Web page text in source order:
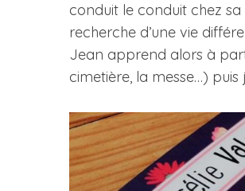
conduit le conduit chez
recherche d’une vie
Jean apprend alors à
cimetière, la messe…)